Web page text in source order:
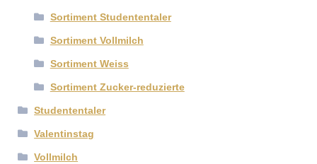
Sortiment Studententaler
Sortiment Vollmilch
Sortiment Weiss
Sortiment Zucker-reduzierte
Studententaler
Valentinstag
Vollmilch